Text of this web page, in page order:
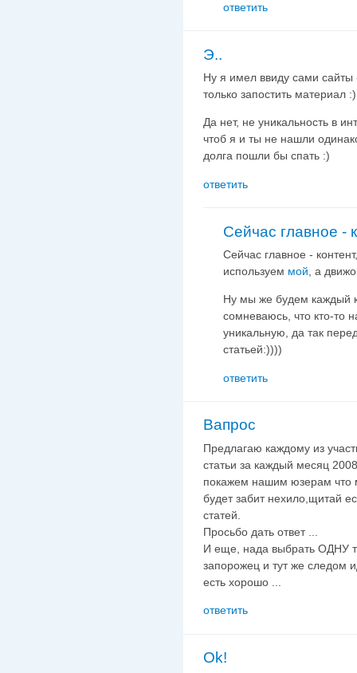
ответить
Э..
Ну я имел ввиду сами сайты
только запостить материал :)
Да нет, не уникальность в
чтоб я и ты не нашли
долга пошли бы спать :)
ответить
Сейчас главное -
Сейчас главное -
используем мой , а
Ну мы же будем каждый
сомневаюсь, что кто-то
уникальную, да так
статьей:))))
ответить
Вапрос
Предлагаю каждому из
статьи за каждый месяц
покажем нашим юзерам что
будет забит нехило,щитай
статей.
Просьбо дать ответ ...
И еще, нада выбрать ОДНУ
запорожец и тут же следом
есть хорошо ...
ответить
Ok!